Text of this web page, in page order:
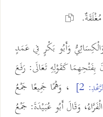
وَأَبُو بَكْرٍ فِي عَمَدٍ
بِفَتْحِهِمَا كَقَوْلِهِ تَعَالَى: رَفَعَ
2]
، وَهْمًا جَمِيعًا جَمْعُ
وَقَالَ أَبُو عُبَيْدَةَ: جَمْعُ